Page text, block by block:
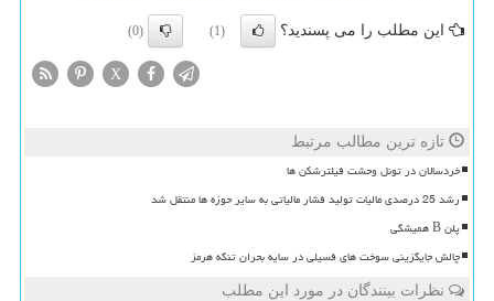
این مطلب را می پسندید؟ (1)
(0)
X
تازه ترین مطالب مرتبط
خردسالان در تونل وحشت فیلترشکن ها
رشد 25 درصدی مالیات تولید فشار مالیاتی به سایر حوزه ها منتقل شد
پلن B همیشگی
چالش جایگزینی سوخت های فسیلی در سایه بحران تنگه هرمز
نظرات بینندگان در مورد این مطلب